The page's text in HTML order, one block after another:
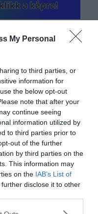
My Personal
to third parties, or
information for
the below opt-out
note that after your
continue seeing
information utilized by
to third parties prior to
out of the further
by third parties on the
This information may
on the IAB’s List of
disclose it to other